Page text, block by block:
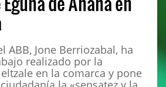
ABB, Jone Berriozabal, ha
realizado por la
en la comarca y pone